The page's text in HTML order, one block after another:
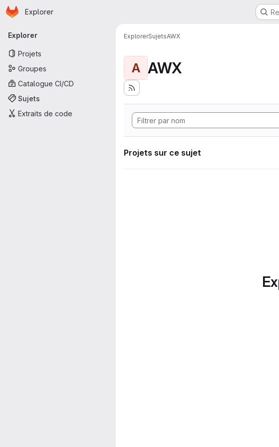
Passer au contenu principal
Page d'accueil
Explorer
Navigation principale
Explorer
Projets
Groupes
Catalogue CI/CD
Sujets
Extraits de code
ExplorerSujetsAWX
A AWX
Projets sur ce sujet